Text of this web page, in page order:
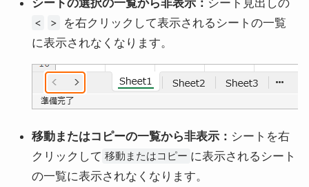
< >
を右クリックして表示されるシートの一覧
に表示されなくなります。
移動またはコピーの一覧から非表示： シートを右
クリックして 移動またはコピー に表示されるシート
の一覧に表示されなくなります。